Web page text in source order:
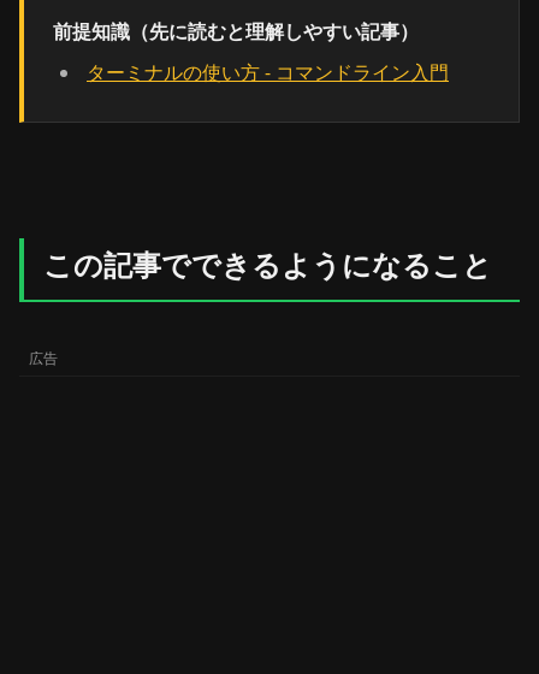
前提知識（先に読むと理解しやすい記事）
ターミナルの使い方 - コマンドライン入門
この記事でできるようになること